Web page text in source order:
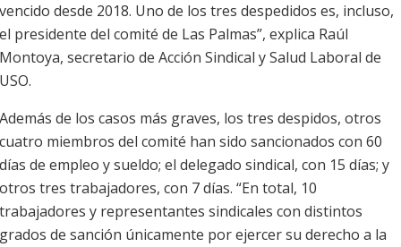
vencido desde 2018. Uno de los tres despedidos es, incluso,
el presidente del comité de Las Palmas”, explica Raúl
Montoya, secretario de Acción Sindical y Salud Laboral de
USO.
Además de los casos más graves, los tres despidos, otros
cuatro miembros del comité han sido sancionados con 60
días de empleo y sueldo; el delegado sindical, con 15 días; y
otros tres trabajadores, con 7 días. “En total, 10
trabajadores y representantes sindicales con distintos
grados de sanción únicamente por ejercer su derecho a la